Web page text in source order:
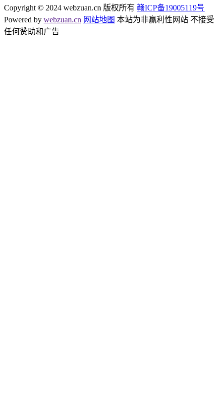
Copyright © 2024 webzuan.cn 版权所有 赣ICP备19005119号
Powered by webzuan.cn 网站地图 本站为非赢利性网站 不接受
任何赞助和广告